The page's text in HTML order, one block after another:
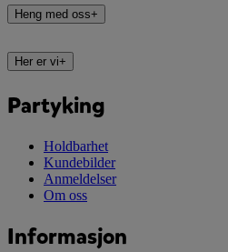
Heng med oss+
Her er vi+
Partyking
Holdbarhet
Kundebilder
Anmeldelser
Om oss
Informasjon